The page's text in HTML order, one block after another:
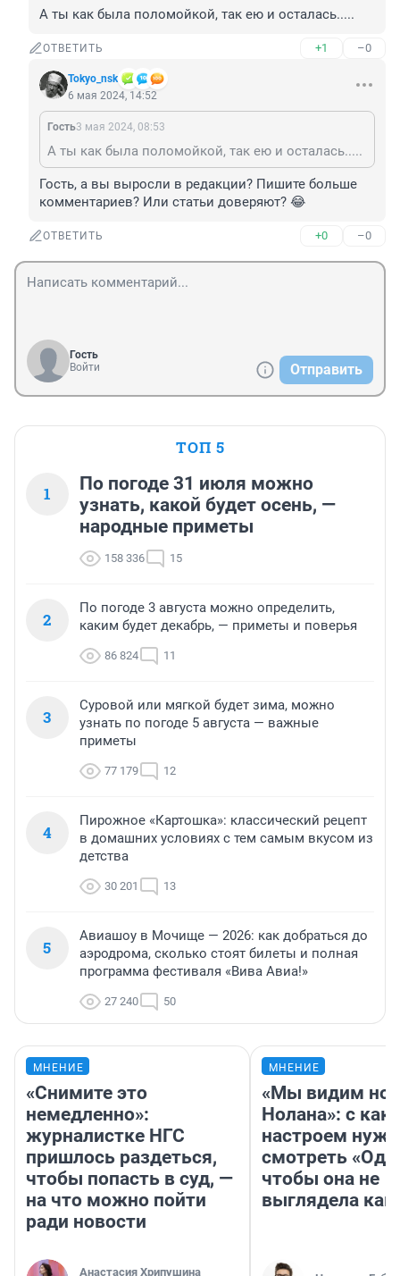
А ты как была поломойкой, так ею и осталась.....
ОТВЕТИТЬ +1 –0
Tokyo_nsk
6 мая 2024, 14:52
Гость3 мая 2024, 08:53
А ты как была поломойкой, так ею и осталась.....
Гость, а вы выросли в редакции? Пишите больше
комментариев? Или статьи доверяют? 😂
ОТВЕТИТЬ +0 –0
Гость
Войти
Отправить
ТОП 5
1
По погоде 31 июля можно
узнать, какой будет осень, —
народные приметы
158 336 15
2
По погоде 3 августа можно определить,
каким будет декабрь, — приметы и поверья
86 824 11
3
Суровой или мягкой будет зима, можно
узнать по погоде 5 августа — важные
приметы
77 179 12
4
Пирожное «Картошка»: классический рецепт
в домашних условиях с тем самым вкусом из
детства
30 201 13
5
Авиашоу в Мочище — 2026: как добраться до
аэродрома, сколько стоят билеты и полная
программа фестиваля «Вива Авиа!»
27 240 50
МНЕНИЕ
«Снимите это
немедленно»:
журналистке НГС
пришлось раздеться,
чтобы попасть в суд, —
на что можно пойти
ради новости
Анастасия Хрипушина
МНЕНИЕ
«Мы видим
Нолана»: с
настроем
смотреть
чтобы она не
выглядела как